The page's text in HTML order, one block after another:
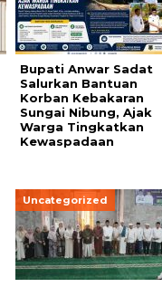
Bupati Anwar Sadat
Salurkan Bantuan
Korban Kebakaran
Sungai Nibung, Ajak
Warga Tingkatkan
Kewaspadaan
Uncategorized